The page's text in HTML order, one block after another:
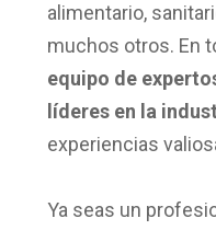
alimentario,
muchos otros. En
equipo de
líderes en la
experiencias
Ya seas un